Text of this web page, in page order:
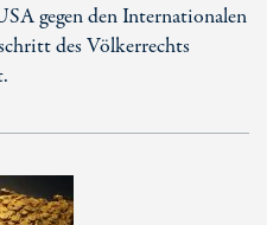
gegen den Internationalen
des Völkerrechts